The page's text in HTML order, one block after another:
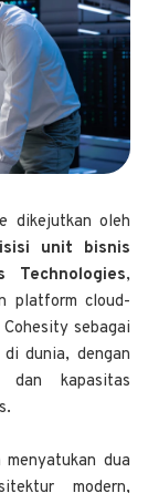
dikejutkan oleh
unit bisnis
,
platform cloud-
sebagai
dunia, dengan
dan kapasitas
dua
modern,